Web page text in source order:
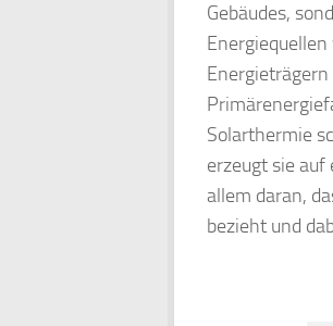
Gebäudes,
Solarthermie
erzeugt sie
allem daran,
bezieht und